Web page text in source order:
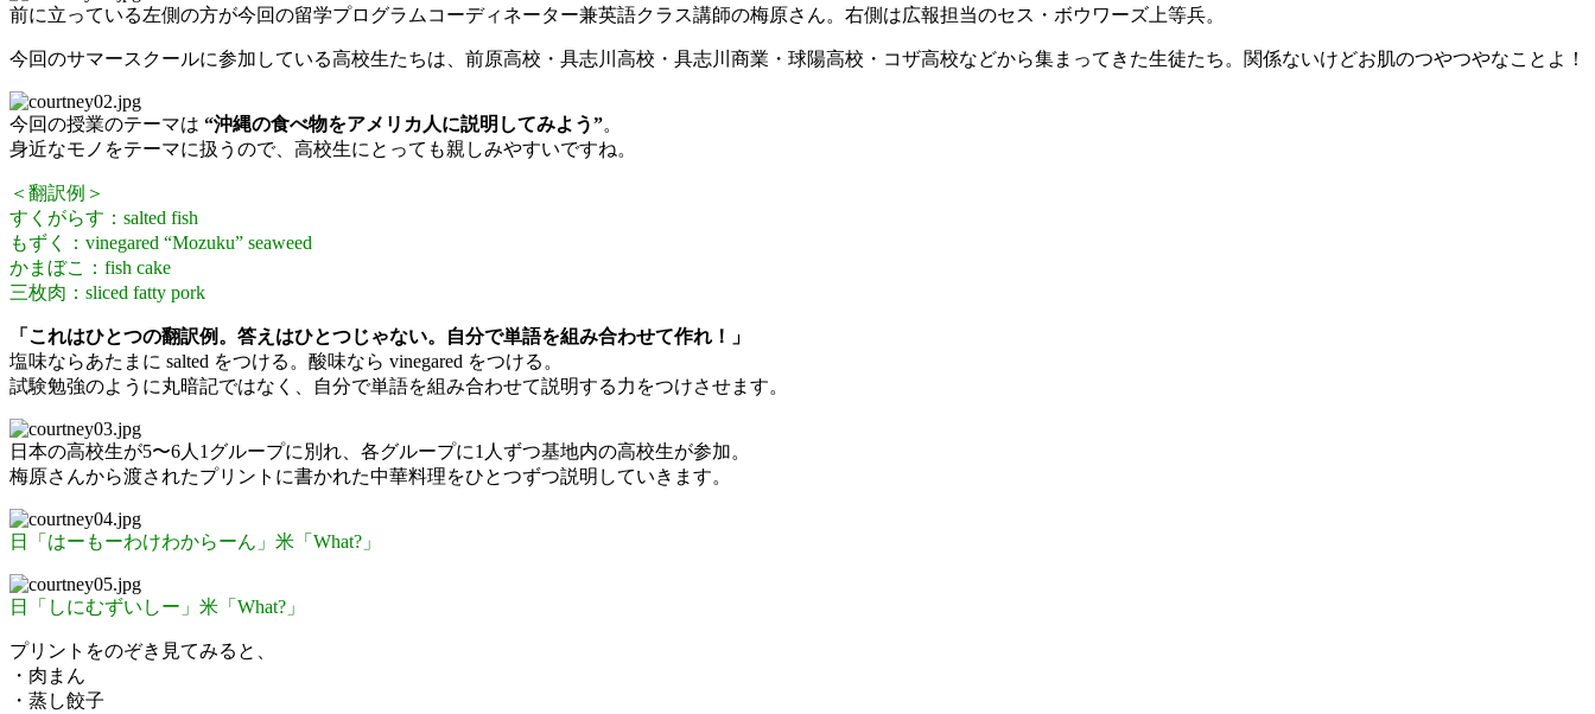
前に立っている左側の方が今回の留学プログラムコーディネーター兼英語クラス講師の梅原さん。右側は広報担当のセス・ボウワーズ上等兵。
今回のサマースクールに参加している高校生たちは、前原高校・具志川高校・具志川商業・球陽高校・コザ高校などから集まってきた生徒たち。関係ないけどお肌のつやつやなことよ！
今回の授業のテーマは “沖縄の食べ物をアメリカ人に説明してみよう”。
身近なモノをテーマに扱うので、高校生にとっても親しみやすいですね。
＜翻訳例＞
すくがらす：salted fish
もずく：vinegared “Mozuku” seaweed
かまぼこ：fish cake
三枚肉：sliced fatty pork
「これはひとつの翻訳例。答えはひとつじゃない。自分で単語を組み合わせて作れ！」
塩味ならあたまに salted をつける。酸味なら vinegared をつける。
試験勉強のように丸暗記ではなく、自分で単語を組み合わせて説明する力をつけさせます。
日本の高校生が5〜6人1グループに別れ、各グループに1人ずつ基地内の高校生が参加。
梅原さんから渡されたプリントに書かれた中華料理をひとつずつ説明していきます。
日「はーもーわけわからーん」米「What?」
日「しにむずいしー」米「What?」
プリントをのぞき見てみると、
・肉まん
・蒸し餃子